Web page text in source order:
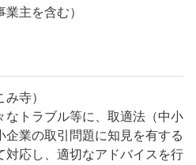
主を含む）
寺）
トラブル等に、取適法（中小
企業の取引問題に知見を有する
対応し、適切なアドバイスを行